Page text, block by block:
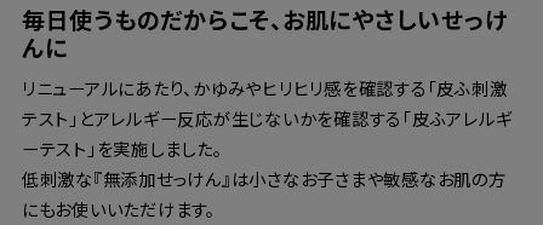
毎日使うものだからこそ、お肌にやさしいせっけ
んに
リニューアルにあたり、かゆみやヒリヒリ感を確認する「皮ふ刺激
テスト」とアレルギー反応が生じないかを確認する「皮ふアレルギ
ーテスト」を実施しました。
低刺激な『無添加せっけん』は小さなお子さまや敏感なお肌の方
にもお使いいただけます。